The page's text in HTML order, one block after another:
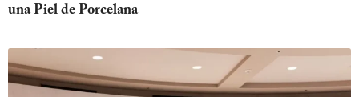
una Piel de Porcelana